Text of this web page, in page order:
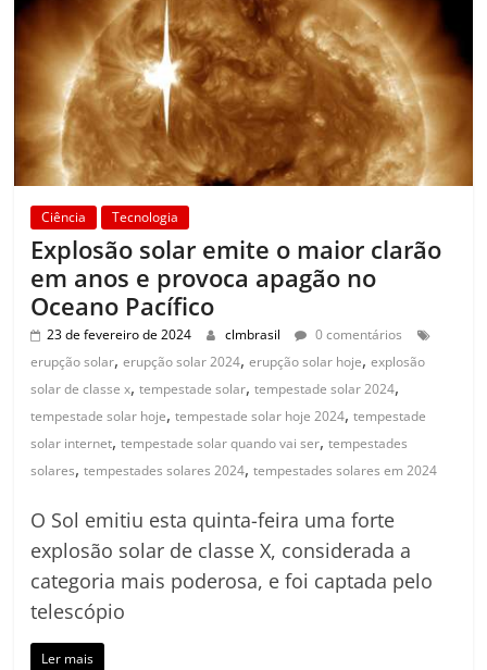
Ciência Tecnologia
Explosão solar emite o maior clarão
em anos e provoca apagão no
Oceano Pacífico
23 de fevereiro de 2024 clmbrasil
0 comentários
erupção solar,erupção solar 2024,erupção solar hoje,explosão
solar de classe x,tempestade solar,tempestade solar 2024,
tempestade solar hoje,tempestade solar hoje 2024,tempestade
solar internet,tempestade solar quando vai ser,tempestades
solares,tempestades solares 2024,tempestades solares em 2024
O Sol emitiu esta quinta-feira uma forte
explosão solar de classe X, considerada a
categoria mais poderosa, e foi captada pelo
telescópio
Ler mais